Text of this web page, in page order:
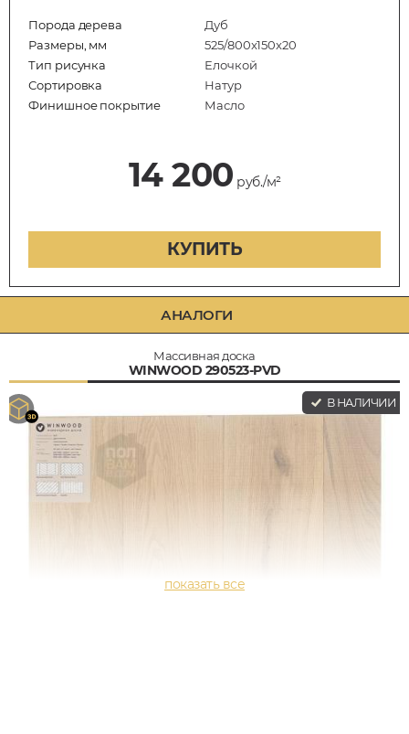
Порода дерева
Дуб
Размеры, мм
525/800x150x20
Тип рисунка
Елочкой
Сортировка
Натур
Финишное покрытие
Масло
14 200 руб./м²
КУПИТЬ
АНАЛОГИ
Массивная доска
WINWOOD 290523-PVD
В НАЛИЧИИ